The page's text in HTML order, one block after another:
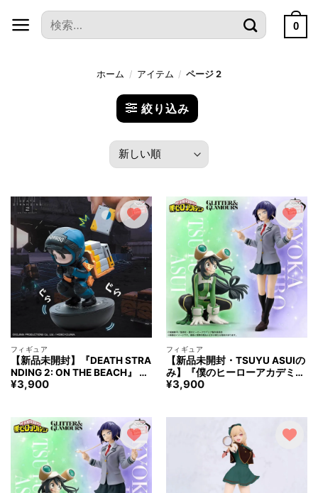
検
索
0
ホーム / アイテム / ページ 2
絞り込み
フィギュア
【新品未開封】『DEATH STRA
NDING 2: ON THE BEACH』 ぐ
らぐらバランスポーター フィギ
¥3,900
フィギュア
【新品未開封・TSUYU ASUIの
み】『僕のヒーローアカデミ
ア』 GLITTER&GLAMOURS -T
ギュア
¥3,900